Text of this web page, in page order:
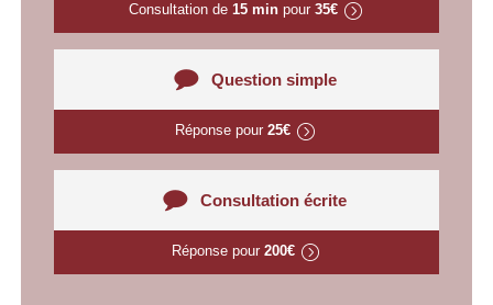
Consultation de 15 minpour 35€
Question simple
Réponse pour25€
Consultation écrite
Réponse pour 200€